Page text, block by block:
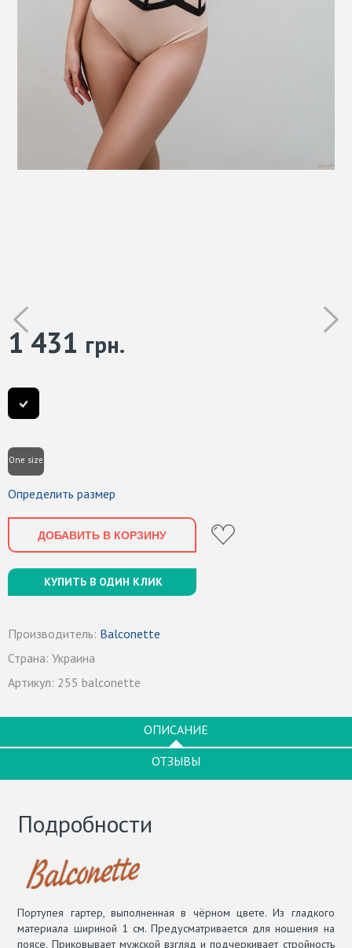
One size
Определить размер
1 431 грн.
ДОБАВИТЬ В КОРЗИНУ
КУПИТЬ В ОДИН КЛИК
Производитель: Balconette
Страна: Украина
Артикул: 255 balconette
ОПИСАНИЕ
ОТЗЫВЫ
Подробности
Портупея гартер, выполненная в чёрном цвете. Из гладкого
материала шириной 1 см. Предусматривается для ношения на
поясе. Приковывает мужской взгляд и подчеркивает стройность